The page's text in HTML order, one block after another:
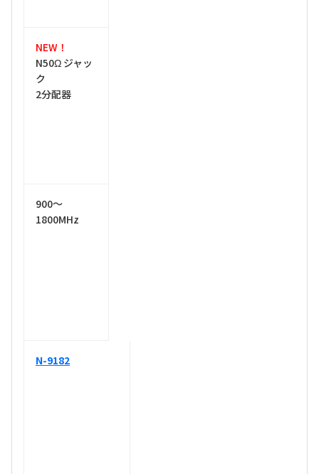
NEW！
N50Ω ジャッ
ク
2分配器
900～
1800MHz
N-9182